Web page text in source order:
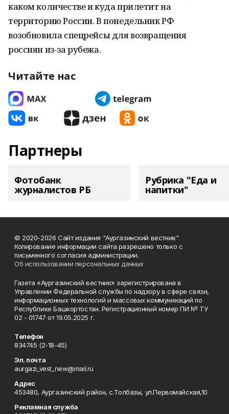
каком количестве и куда прилетит на
территорию России. В понедельник РФ
возобновила спецрейсы для возвращения
россиян из-за рубежа.
Читайте нас
Партнеры
Фотобанк
журналистов РБ
Рубрика "Еда и
напитки"
© 2020-2026 Сайт издания "Аургазинский вестник"
Копирование информации сайта разрешено только с
письменного согласия администрации.
Об использовании персональных данных
Газета «Аургазинский вестник» зарегистрирована в
Управлении Федеральной службы по надзору в сфере связи,
информационных технологий и массовых коммуникаций по
Республике Башкортостан. Регистрационный номер ПИ № ТУ
02 - 01747 от 19.05.2025 г.
Телефон
834745 (2-18-45)
Эл. почта
aurgazi_vest_new@mail.ru
Адрес
453480, Аургазинский район, с.Толбазы, ул.Первомайская,10
Рекламная служба